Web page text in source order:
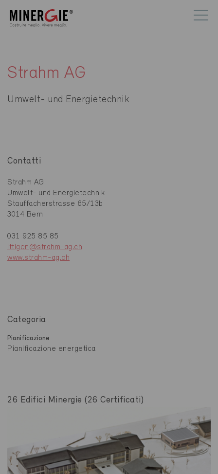
Strahm AG
Umwelt- und Energietechnik
Contatti
Strahm AG
Umwelt- und Energietechnik
Stauffacherstrasse 65/13b
3014 Bern
031 925 85 85
ittigen@strahm-ag.ch
www.strahm-ag.ch
Categoria
Pianificazione
Pianificazione energetica
26 Edifici Minergie (26 Certificati)